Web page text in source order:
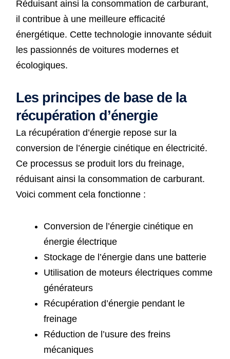
Réduisant ainsi la consommation de carburant,
il contribue à une meilleure efficacité
énergétique. Cette technologie innovante séduit
les passionnés de voitures modernes et
écologiques.
Les principes de base de la
récupération d’énergie
La récupération d’énergie repose sur la
conversion de l’énergie cinétique en électricité.
Ce processus se produit lors du freinage,
réduisant ainsi la consommation de carburant.
Voici comment cela fonctionne :
Conversion de l’énergie cinétique en
énergie électrique
Stockage de l’énergie dans une batterie
Utilisation de moteurs électriques comme
générateurs
Récupération d’énergie pendant le
freinage
Réduction de l’usure des freins
mécaniques